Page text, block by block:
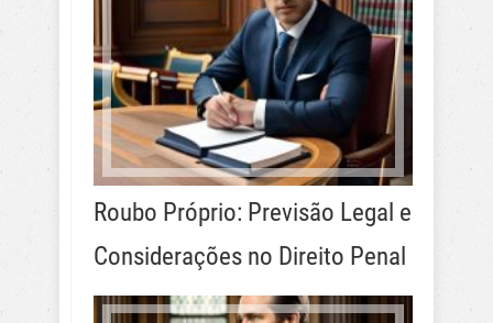
Roubo Próprio: Previsão Legal e
Considerações no Direito Penal